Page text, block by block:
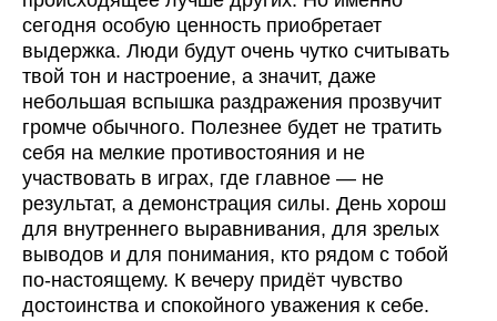
сегодня особую ценность приобретает
выдержка. Люди будут очень чутко считывать
твой тон и настроение, а значит, даже
небольшая вспышка раздражения прозвучит
громче обычного. Полезнее будет не тратить
себя на мелкие противостояния и не
участвовать в играх, где главное — не
результат, а демонстрация силы. День хорош
для внутреннего выравнивания, для зрелых
выводов и для понимания, кто рядом с тобой
по-настоящему. К вечеру придёт чувство
достоинства и спокойного уважения к себе.